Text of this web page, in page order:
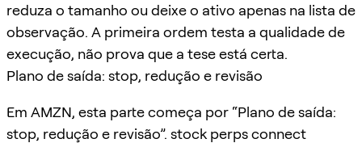
reduza o tamanho ou deixe o ativo apenas na lista de
observação. A primeira ordem testa a qualidade de
execução, não prova que a tese está certa.
Plano de saída: stop, redução e revisão
Em AMZN, esta parte começa por “Plano de saída:
stop, redução e revisão”. stock perps connect